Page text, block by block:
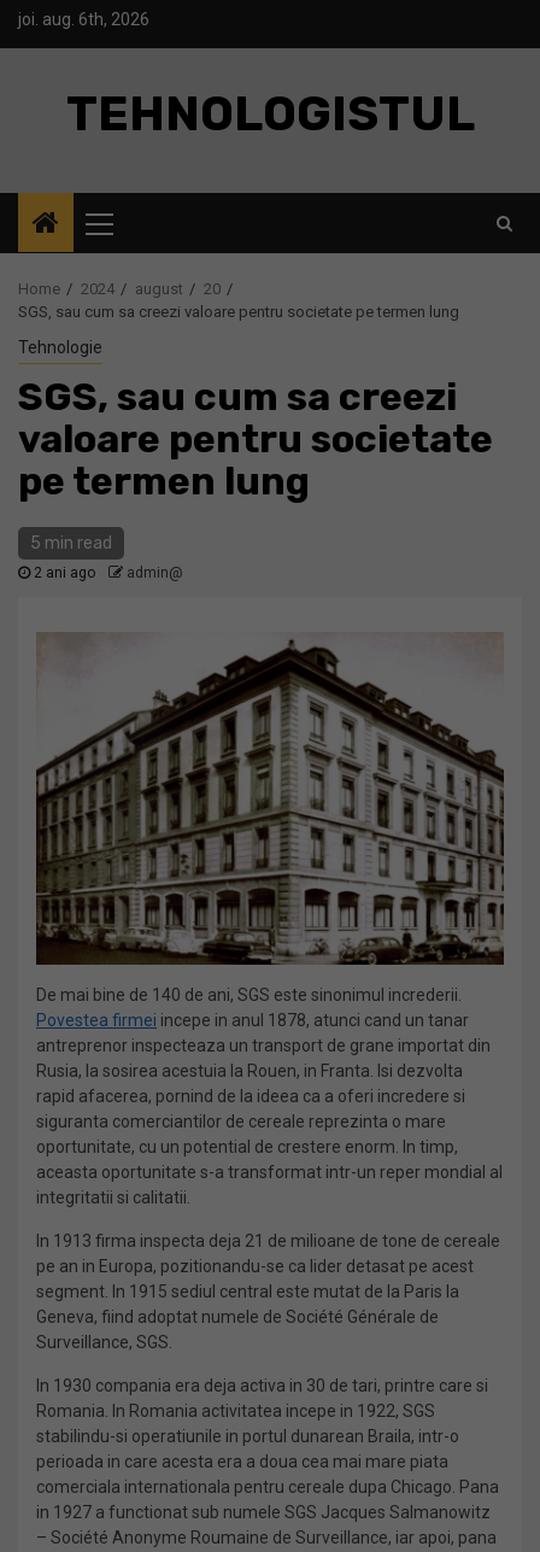
Skipjoi. aug. 6th, 2026
TEHNOLOGISTUL
Menu
Home 2024 august
20
SGS, sau cum sa creezi valoare pentru societate pe termen lung
Tehnologie
SGS, sau cum sa creezi
valoare pentru societate
pe termen lung
5 min read
2 ani ago admin@
De mai bine de 140 de ani, SGS este sinonimul increderii.
Povestea firmei incepe in anul 1878, atunci cand un tanar
antreprenor inspecteaza un transport de grane importat din
Rusia, la sosirea acestuia la Rouen, in Franta. Isi dezvolta
rapid afacerea, pornind de la ideea ca a oferi incredere si
siguranta comerciantilor de cereale reprezinta o mare
oportunitate, cu un potential de crestere enorm. In timp,
aceasta oportunitate s-a transformat intr-un reper mondial al
integritatii si calitatii.
In 1913 firma inspecta deja 21 de milioane de tone de cereale
pe an in Europa, pozitionandu-se ca lider detasat pe acest
segment. In 1915 sediul central este mutat de la Paris la
Geneva, fiind adoptat numele de Société Générale de
Surveillance, SGS.
In 1930 compania era deja activa in 30 de tari, printre care si
Romania. In Romania activitatea incepe in 1922, SGS
stabilindu-si operatiunile in portul dunarean Braila, intr-o
perioada in care acesta era a doua cea mai mare piata
comerciala internationala pentru cereale dupa Chicago. Pana
in 1927 a functionat sub numele SGS Jacques Salmanowitz
– Société Anonyme Roumaine de Surveillance, iar apoi, pana